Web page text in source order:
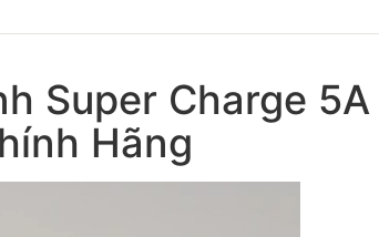
Super Charge
Hãng